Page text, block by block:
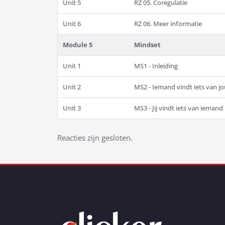
Unit 5 RZ 05. Coregulatie
Unit 6 RZ 06. Meer informatie
Module 5 Mindset
Unit 1 MS1 - Inleiding
Unit 2 MS2 - Iemand vindt iets van
Unit 3 MS3 - Jij vindt iets van iemand
Bericht
navigatie
Reacties zijn gesloten.